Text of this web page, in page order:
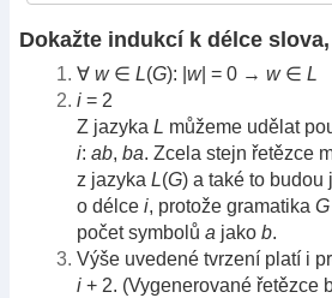
Dokažte indukcí k délce
∀ w∈ L(G): | w| = 0 → w∈ L
i = 2
Z jazyka L můžeme udělat
i: ab, ba. Zcela stejn řetězce
z jazyka L(G) a také to budou
o délce i, protože gramatika G
počet symbolů a jako b.
Výše uvedené tvrzení platí i
i + 2. (Vygenerované řetězce